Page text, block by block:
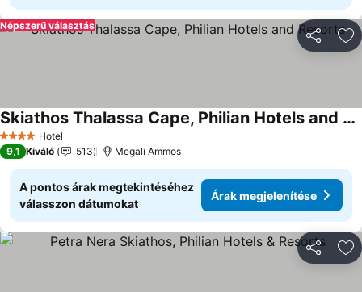
Népszerű választás
4 KategóriaHotel
Skiathos Thalassa Cape, Philian Hotels and Resorts
9,1 Kiváló 513 Megali Ammos
A pontos árak megtekintéséhez
válasszon dátumokat
Árak megjelenítése